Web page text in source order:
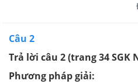
Câu 2
Trả lời câu 2 (trang 34 SGK
Phương pháp giải: